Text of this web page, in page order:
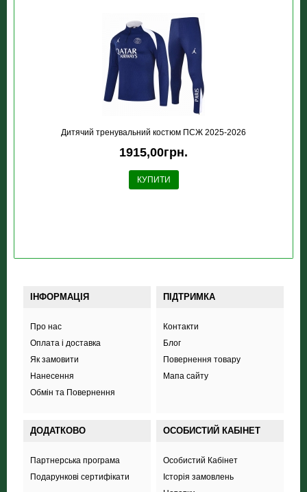
Дитячий тренувальний костюм ПСЖ 2025-2026
1915,00грн.
КУПИТИ
ІНФОРМАЦІЯ
Про нас
Оплата і доставка
Як замовити
Нанесення
Обмін та Повернення
ПІДТРИМКА
Контакти
Блог
Повернення товару
Мапа сайту
ДОДАТКОВО
Партнерська програма
Подарункові сертифікати
ОСОБИСТИЙ КАБІНЕТ
Особистий Кабінет
Історія замовлень